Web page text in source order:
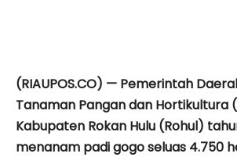
(RIAUPOS.CO) — Pemerintah
Tanaman Pangan dan Hortikultura
Kabupaten Rokan Hulu (Rohul)
menanam padi gogo seluas 4.750